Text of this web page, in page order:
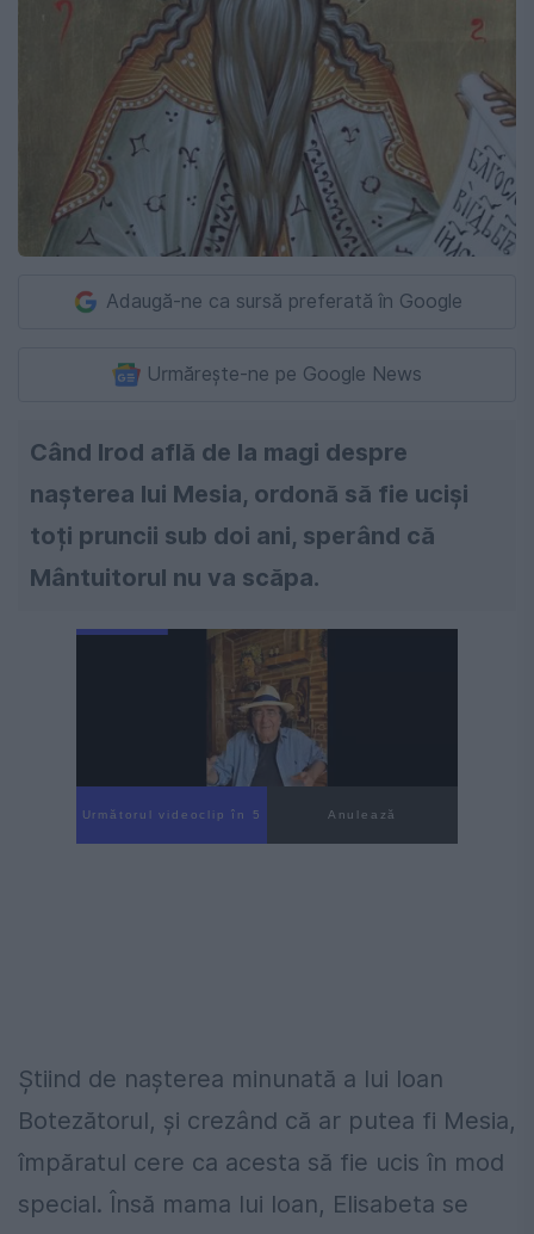
Adaugă-ne ca sursă preferată în Google
Urmărește-ne pe Google News
Când Irod află de la magi despre
nașterea lui Mesia, ordonă să fie uciși
toți pruncii sub doi ani, sperând că
Mântuitorul nu va scăpa.
Următorul videoclip în 4 Anulează
Știind de nașterea minunată a lui Ioan
Botezătorul, și crezând că ar putea fi Mesia,
împăratul cere ca acesta să fie ucis în mod
special. Însă mama lui Ioan, Elisabeta se